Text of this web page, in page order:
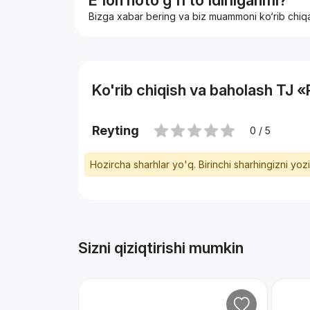
Bizga xabar bering va biz muammoni ko‘rib
Ko'rib chiqish va baholash TJ
Reyting 0 / 5
Hozircha sharhlar yo'q. Birinchi sharhingizni
Sizni qiziqtirishi mumkin